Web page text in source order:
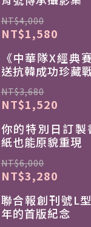
NT$4,000
NT$1,580
《中華隊X經典
送抗韓成功珍藏
NT$3,680
NT$1,520
你的特別日訂
紙也能原貌重現
NT$6,000
NT$3,280
聯合報創刊號L
年的首版紀念